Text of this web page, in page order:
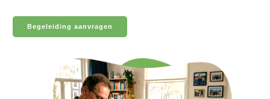
Begeleiding aanvragen